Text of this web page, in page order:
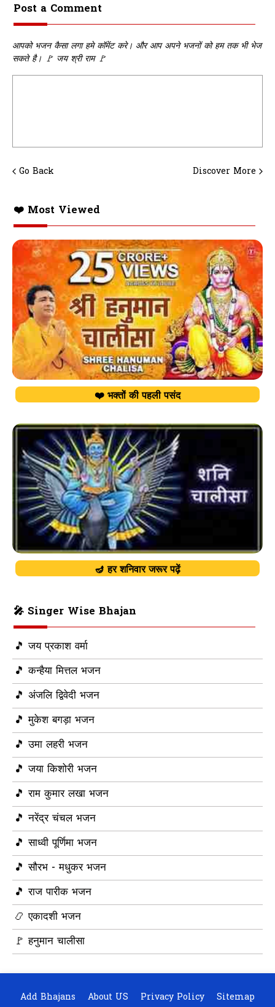
Post a Comment
आपको भजन कैसा लगा हमे कॉमेंट करे। और आप अपने भजनों को हम तक भी भेज
सकते है। 🚩 जय श्री राम 🚩
Go Back Discover More
❤️ Most Viewed
❤️ भक्तों की पहली पसंद
🪔 हर शनिवार जरूर पढ़ें
🎤 Singer Wise Bhajan
🎵 जय प्रकाश वर्मा
🎵 कन्हैया मित्तल भजन
🎵 अंजलि द्विवेदी भजन
🎵 मुकेश बगड़ा भजन
🎵 उमा लहरी भजन
🎵 जया किशोरी भजन
🎵 राम कुमार लखा भजन
🎵 नरेंद्र चंचल भजन
🎵 साध्वी पूर्णिमा भजन
🎵 सौरभ - मधुकर भजन
🎵 राज पारीक भजन
📿 एकादशी भजन
🚩 हनुमान चालीसा
Add Bhajans About US Privacy Policy Sitemap